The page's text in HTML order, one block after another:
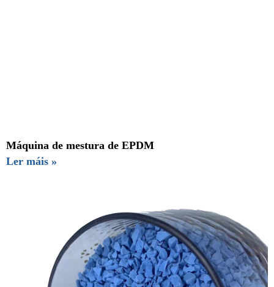
Máquina de mestura de EPDM
Ler máis »